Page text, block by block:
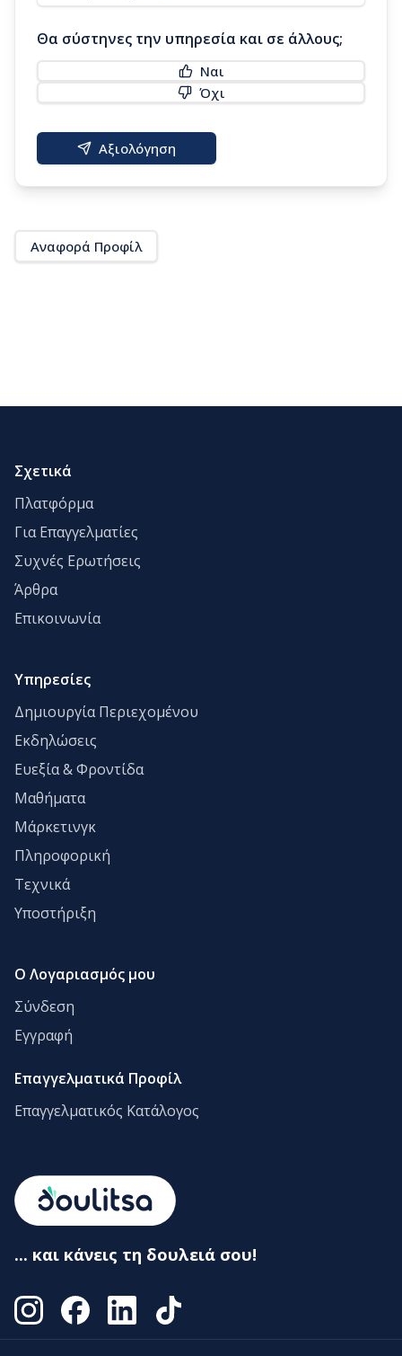
Θα σύστηνες την υπηρεσία και σε άλλους;
Ναι
Όχι
Αξιολόγηση
Αναφορά Προφίλ
Σχετικά
Πλατφόρμα
Για Επαγγελματίες
Συχνές Ερωτήσεις
Άρθρα
Επικοινωνία
Υπηρεσίες
Δημιουργία Περιεχομένου
Εκδηλώσεις
Ευεξία & Φροντίδα
Μαθήματα
Μάρκετινγκ
Πληροφορική
Τεχνικά
Υποστήριξη
Ο Λογαριασμός μου
Σύνδεση
Εγγραφή
Επαγγελματικά Προφίλ
Επαγγελματικός Κατάλογος
... και κάνεις τη δουλειά σου!